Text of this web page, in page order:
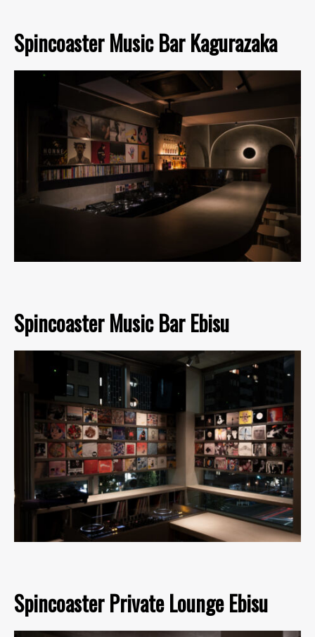
Spincoaster Music Bar Kagurazaka
Spincoaster Music Bar Ebisu
Spincoaster Private Lounge Ebisu